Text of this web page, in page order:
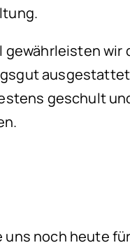
wir
geschult
noch heute